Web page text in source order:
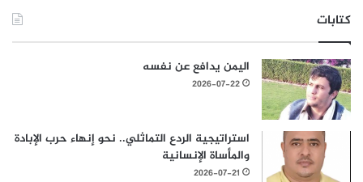
كتابات
اليمن يدافع عن نفسه
2026-07-22
استراتيجية الردع التماثلي.. نحو إنهاء حرب الإبادة
والمأساة الإنسانية
2026-07-21